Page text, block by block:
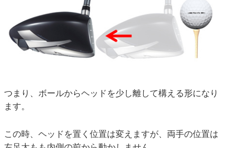
つまり、ボールからヘッドを少し離して構える形になり
ます。
この時、ヘッドを置く位置は変えますが、両手の位置は